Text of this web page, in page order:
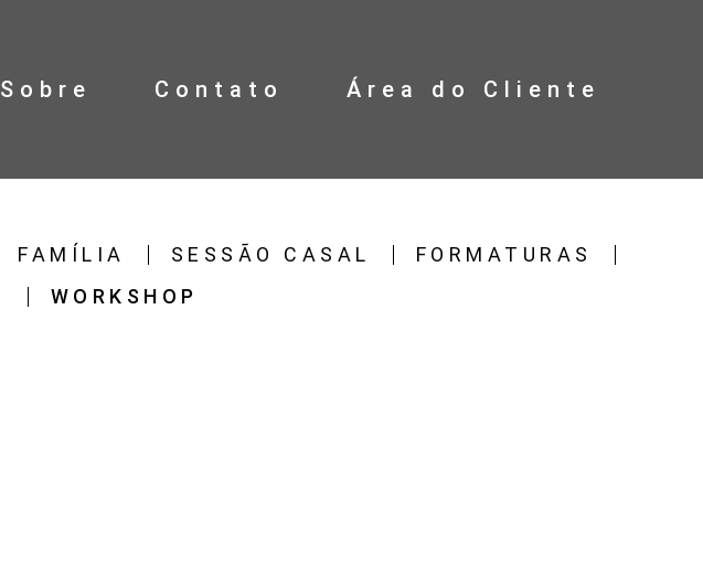
Sobre Contato Área do Cliente
FAMÍLIA SESSÃO CASAL
FORMATURAS
WORKSHOP